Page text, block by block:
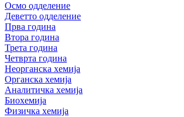
Осмо одделение
Деветто одделение
Прва година
Втора година
Трета година
Четврта година
Неорганска хемија
Органска хемија
Аналитичка хемија
Биохемија
Физичка хемија